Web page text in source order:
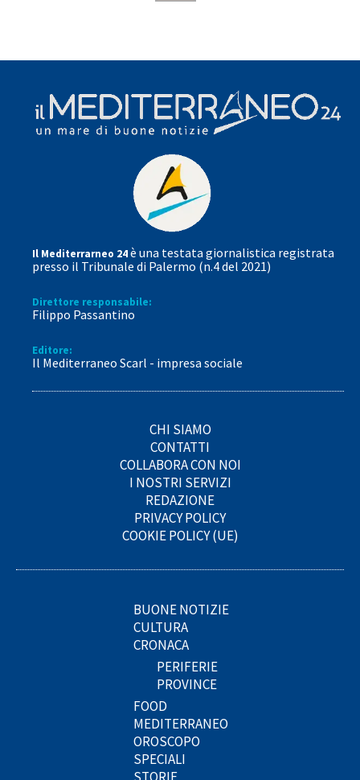
Il Mediterrarneo 24è una testata giornalistica registrata
presso il Tribunale di Palermo (n.4 del 2021)
Direttore responsabile:
Filippo Passantino
Editore:
Il Mediterraneo Scarl - impresa sociale
CHI SIAMO
CONTATTI
COLLABORA CON NOI
I NOSTRI SERVIZI
REDAZIONE
PRIVACY POLICY
COOKIE POLICY (UE)
BUONE NOTIZIE
CULTURA
CRONACA
PERIFERIE
PROVINCE
FOOD
MEDITERRANEO
OROSCOPO
SPECIALI